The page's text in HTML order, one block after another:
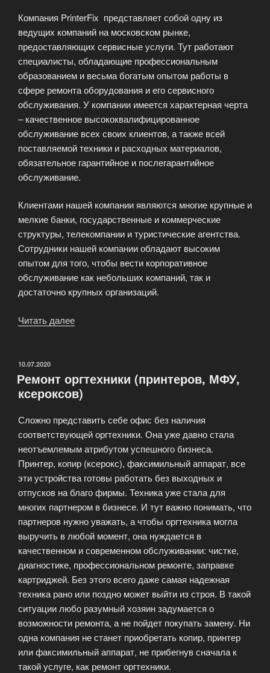
Компания PrinterFix представляет собой одну из
ведущих компаний на московском рынке,
предоставляющих сервисные услуги. Тут работают
специалисты, обладающие профессиональным
образованием и весьма богатым опытом работы в
сфере ремонта оборудования и его сервисного
обслуживания. У компании имеется характерная черта
– качественное высококвалифицированное
обслуживание всех своих клиентов, а также всей
поставляемой техники и расходных материалов,
обязательное гарантийное и послегарантийное
обслуживание.
Клиентами нашей компании являются многие крупные и
мелкие банки, государственные и коммерческие
структуры, телекомпании и туристические агентства.
Сотрудники нашей компании обладают высоким
опытом для того, чтобы вести корпоративное
обслуживание как небольших компаний, так и
достаточно крупных организаций.
Читать далее
обслуживание
принтеров»
ОПУБЛИКОВАНО
10.07.2020
Ремонт оргтехники (принтеров, МФУ,
ксероксов)
Сложно представить себе офис без наличия
соответствующей оргтехники. Она уже давно стала
неотъемлемым атрибутом успешного бизнеса.
Принтер, копир (ксерокс), факсимильный аппарат, все
эти устройства готовы работать без выходных и
отпусков на благо фирмы. Техника уже стала для
многих партнером в бизнесе. И тут важно понимать, что
партнеров нужно уважать, а чтобы оргтехника могла
выручить в любой момент, она нуждается в
качественном и современном обслуживании: чистке,
диагностике, профессиональном ремонте, заправке
картриджей. Без этого всего даже самая надежная
техника рано или поздно может выйти из строя. В такой
ситуации любо разумный хозяин задумается о
возможности ремонта, а не пойдет покупать замену. Ни
одна компания не станет приобретать копир, принтер
или факсимильный аппарат, не прибегнув сначала к
такой услуге, как ремонт оргтехники.